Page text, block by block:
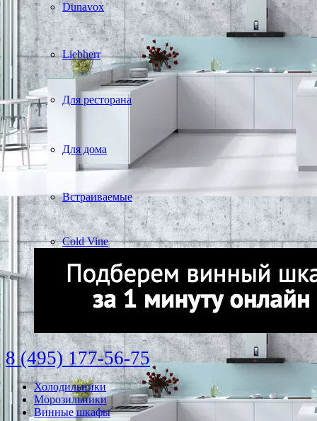
Dunavox
Liebherr
Для ресторана
Для дома
Встраиваемые
Cold Vine
8 (495) 177-56-75
Холодильники
Морозильники
Винные шкафы